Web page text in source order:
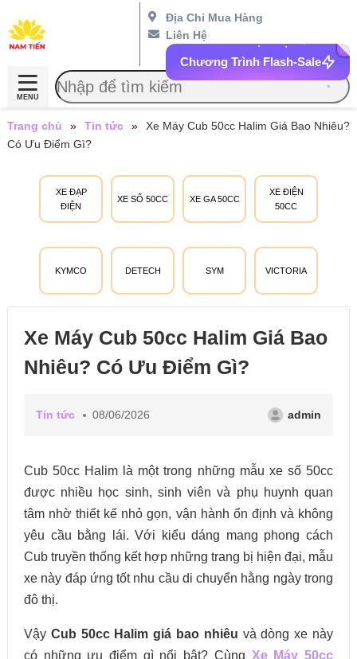
Địa Chỉ Mua Hàng
Liên Hệ
Chương Trình Flash-Sale
MENU
XE ĐẠP
ĐIỆN
XE SỐ 50CC XE GA 50CC
XE ĐIỆN
50CC
KYMCO DETECH SYM VICTORIA
Trang chủ » Tin tức »
Xe Máy Cub 50cc Halim Giá Bao Nhiêu?
Có Ưu Điểm Gì?
Xe Máy Cub 50cc Halim Giá Bao
Nhiêu? Có Ưu Điểm Gì?
Tin tức 08/06/2026 admin
Cub 50cc Halim là một trong những mẫu xe số 50cc
được nhiều học sinh, sinh viên và phụ huynh quan
tâm nhờ thiết kế nhỏ gọn, vận hành ổn định và không
yêu cầu bằng lái. Với kiểu dáng mang phong cách
Cub truyền thống kết hợp những trang bị hiện đại, mẫu
xe này đáp ứng tốt nhu cầu di chuyển hằng ngày trong
đô thị.
Vậy Cub 50cc Halim giá bao nhiêu và dòng xe này
có những ưu điểm gì nổi bật? Cùng Xe Máy 50cc